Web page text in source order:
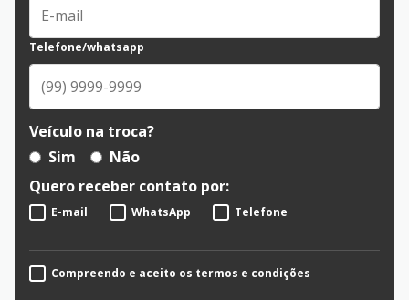
Telefone/whatsapp
Veículo na troca?
Sim
Não
Quero receber contato por:
E-mail WhatsApp Telefone
Compreendo e aceito os termos e condições